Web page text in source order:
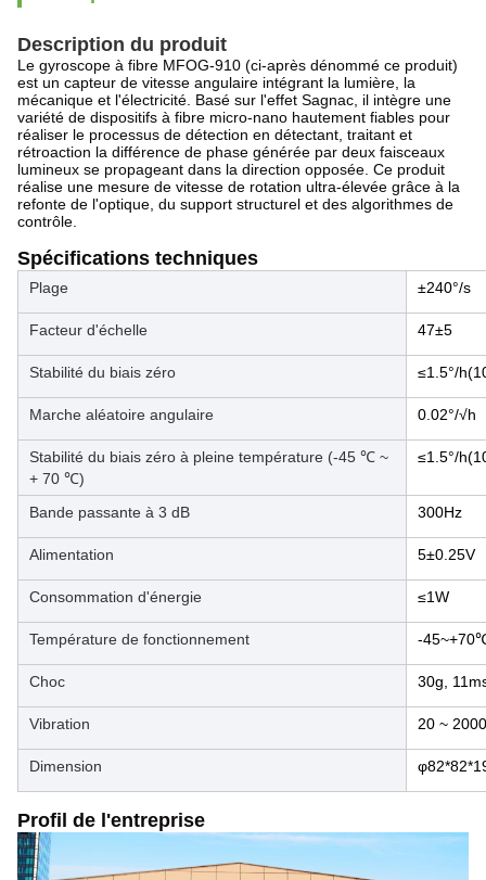
Description du produit
Le gyroscope à fibre MFOG-910 (ci-après dénommé ce produit)
est un capteur de vitesse angulaire intégrant la lumière, la
mécanique et l'électricité. Basé sur l'effet Sagnac, il intègre une
variété de dispositifs à fibre micro-nano hautement fiables pour
réaliser le processus de détection en détectant, traitant et
rétroaction la différence de phase générée par deux faisceaux
lumineux se propageant dans la direction opposée. Ce produit
réalise une mesure de vitesse de rotation ultra-élevée grâce à la
refonte de l'optique, du support structurel et des algorithmes de
contrôle.
Spécifications techniques
Plage ±240°/s
Facteur d'échelle 47±5
Stabilité du biais zéro ≤1.5°/
Marche aléatoire angulaire 0.02°/√h
Stabilité du biais zéro à pleine température (-45 ℃ ~
+ 70 ℃)
≤1.5°/
Bande passante à 3 dB 300Hz
Alimentation 5±0.25V
Consommation d'énergie ≤1W
Température de fonctionnement -
Choc 30g,
Vibration 20 ~
Dimension
Profil de l'entreprise